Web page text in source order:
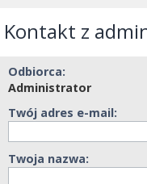
Kontakt z
Odbiorca:
Administrator
Twój adres e-mail:
Twoja nazwa: